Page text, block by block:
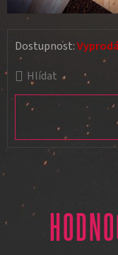
Hlídat
Dostupnost: